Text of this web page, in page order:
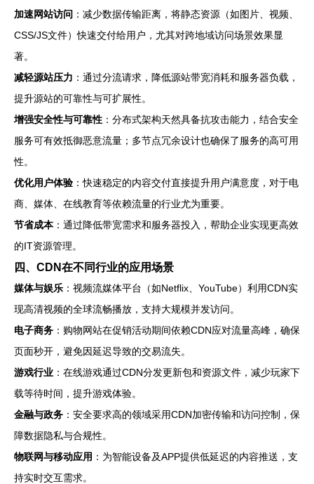
加速网站访问 ：减少数据传输距离，将静态资源（如图片、视频、
CSS/JS文件）快速交付给用户，尤其对跨地域访问场景效果显
著。
减轻源站压力 ：通过分流请求，降低源站带宽消耗和服务器负载，
提升源站的可靠性与可扩展性。
增强安全性与可靠性 ：分布式架构天然具备抗攻击能力，结合安全
服务可有效抵御恶意流量；多节点冗余设计也确保了服务的高可用
性。
优化用户体验 ：快速稳定的内容交付直接提升用户满意度，对于电
商、媒体、在线教育等依赖流量的行业尤为重要。
节省成本：通过降低带宽需求和服务器投入，帮助企业实现更高效
的IT资源管理。
四、CDN在不同行业的应用场景
媒体与娱乐 ：视频流媒体平台（如Netflix、YouTube）利用CDN实
现高清视频的全球流畅播放，支持大规模并发访问。
电子商务 ：购物网站在促销活动期间依赖CDN应对流量高峰，确保
页面秒开，避免因延迟导致的交易流失。
游戏行业 ：在线游戏通过CDN分发更新包和资源文件，减少玩家下
载等待时间，提升游戏体验。
金融与政务 ：安全要求高的领域采用CDN加密传输和访问控制，保
障数据隐私与合规性。
物联网与移动应用 ：为智能设备及APP提供低延迟的内容推送，支
持实时交互需求。